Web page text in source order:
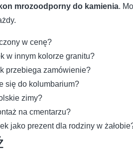
mrozoodporny do kamienia.
w cenę?
w innym kolorze granitu?
przebiega zamówienie?
się do kolumbarium?
zimy?
na cmentarzu?
jako prezent dla rodziny w